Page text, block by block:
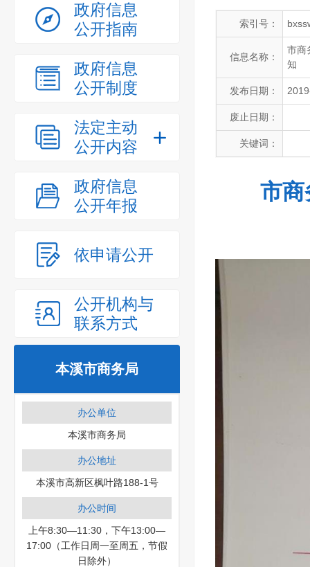
政府信息
公开指南
政府信息
公开制度
法定主动
公开内容
政府信息
公开年报
依申请公开
公开机构与
联系方式
本溪市商务局
办公单位
本溪市商务局
办公地址
本溪市高新区枫叶路188-1号
办公时间
上午8:30—11:30，下午13:00—
17:00（工作日周一至周五，节假
日除外）
索引号：
信息名称：
市商
知
发布日期：
废止日期：
关键词：
市商